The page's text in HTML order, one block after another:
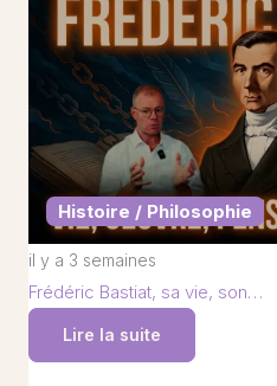
Histoire / Philosophie
il y a 3 semaines
Frédéric Bastiat, sa vie, son…
Lire la suite